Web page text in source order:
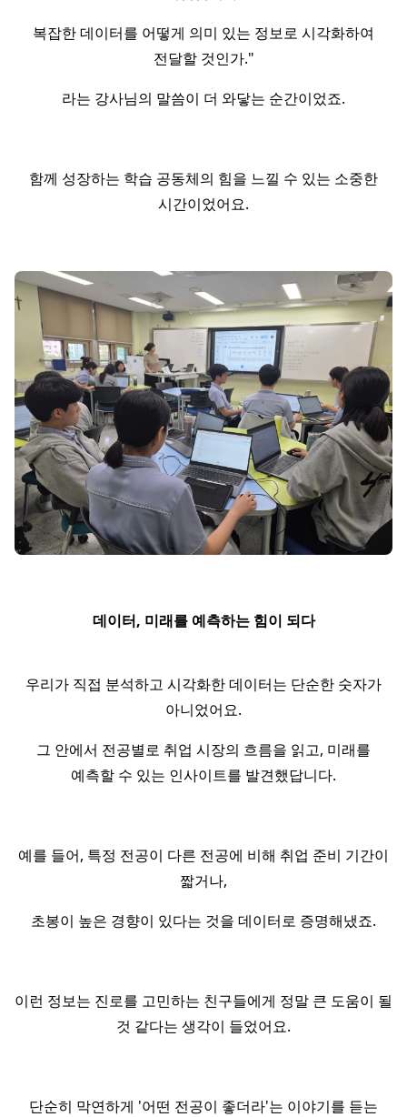
복잡한 데이터를 어떻게 의미 있는 정보로 시각화하여
전달할 것인가."
라는 강사님의 말씀이 더 와닿는 순간이었죠.
함께 성장하는 학습 공동체의 힘을 느낄 수 있는 소중한
시간이었어요.
데이터, 미래를 예측하는 힘이 되다
우리가 직접 분석하고 시각화한 데이터는 단순한 숫자가
아니었어요.
그 안에서 전공별로 취업 시장의 흐름을 읽고, 미래를
예측할 수 있는 인사이트를 발견했답니다.
예를 들어, 특정 전공이 다른 전공에 비해 취업 준비 기간이
짧거나,
초봉이 높은 경향이 있다는 것을 데이터로 증명해냈죠.
이런 정보는 진로를 고민하는 친구들에게 정말 큰 도움이 될
것 같다는 생각이 들었어요.
단순히 막연하게 '어떤 전공이 좋더라'는 이야기를 듣는